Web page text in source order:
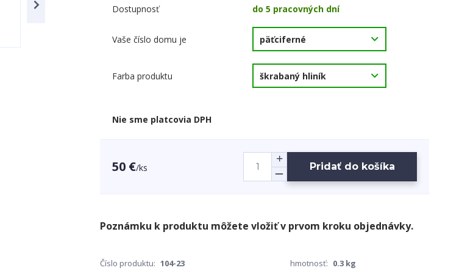
Dostupnosť do 5 pracovných dní
Vaše číslo domu je
Farba produktu
Nie sme platcovia DPH
50 €/ks Pridať do košíka
Číslo produktu: 104-23 hmotnosť: 0.3 kg